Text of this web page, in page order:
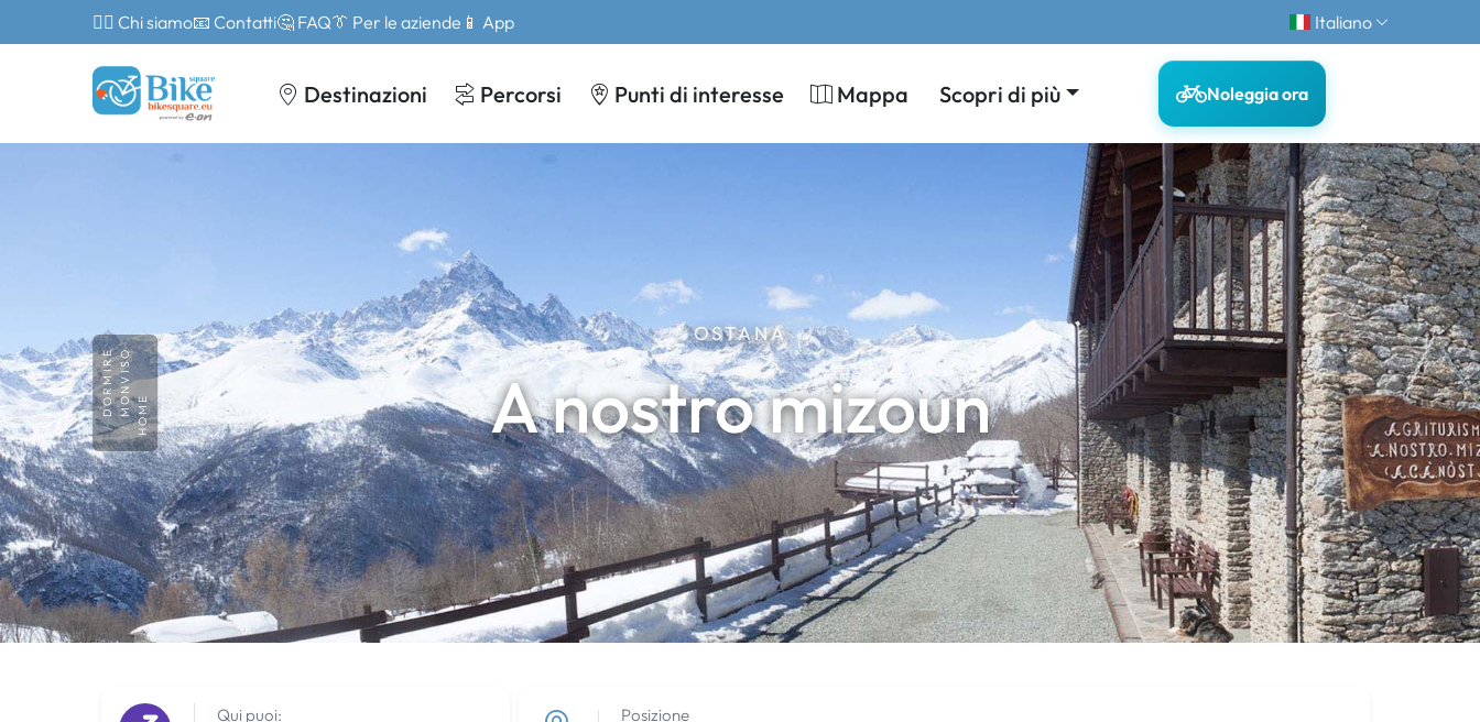
🙎‍♂️ Chi siamo📧 Contatti🤔 FAQ👔 Per le aziende 📱 App Italiano
Destinazioni Percorsi Punti di interesse Mappa Scopri di più Noleggia ora
OSTANA
A nostro mizoun
HOME
MONVISO
DORMIRE
Qui puoi: Posizione